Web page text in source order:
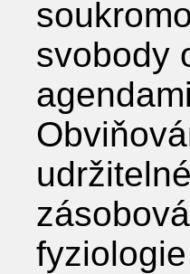
svobody